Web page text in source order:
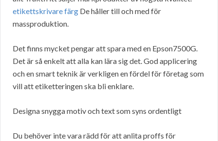
etikettskrivare färg De håller till och med för
massproduktion.
Det finns mycket pengar att spara med en Epson7500G.
Det är så enkelt att alla kan lära sig det. God applicering
och en smart teknik är verkligen en fördel för företag som
vill att etiketteringen ska bli enklare.
Designa snygga motiv och text som syns ordentligt
Du behöver inte vara rädd för att anlita proffs för